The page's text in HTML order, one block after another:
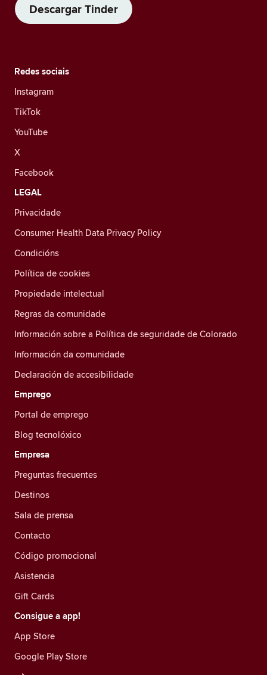
Descargar Tinder
Redes sociais
Instagram
TikTok
YouTube
X
Facebook
LEGAL
Privacidade
Consumer Health Data Privacy Policy
Condicións
Política de cookies
Propiedade intelectual
Regras da comunidade
Información sobre a Política de seguridade de Colorado
Información da comunidade
Declaración de accesibilidade
Emprego
Portal de emprego
Blog tecnolóxico
Empresa
Preguntas frecuentes
Destinos
Sala de prensa
Contacto
Código promocional
Asistencia
Gift Cards
Consigue a app!
App Store
Google Play Store